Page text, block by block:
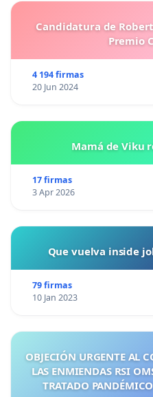
Candidatura de
Premio
4 194 firmas
20 Jun 2024
Mamá de Viku
17 firmas
3 Apr 2026
Que vuelva inside
79 firmas
10 Jan 2023
OBJECIÓN URGENTE AL
LAS ENMIENDAS RSI
TRATADO